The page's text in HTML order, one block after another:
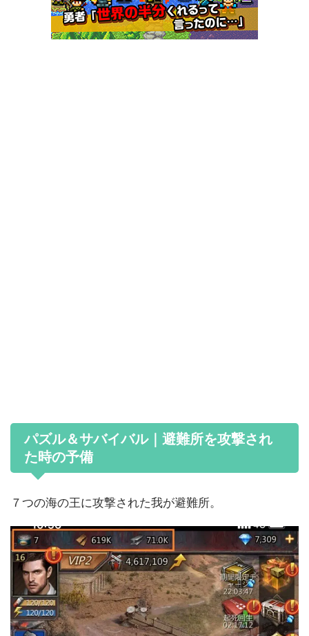
パズル＆サバイバル｜避難所を攻撃され
た時の予備
７つの海の王に攻撃された我が避難所。